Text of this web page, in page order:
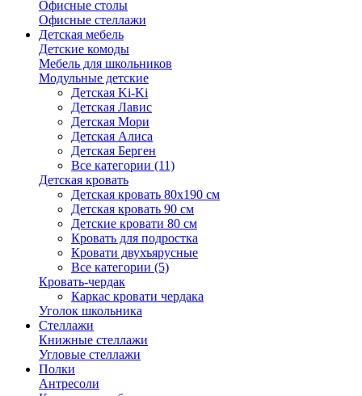
Офисные столы
Офисные стеллажи
Детская мебель
Детские комоды
Мебель для школьников
Модульные детские
Детская Ki-Ki
Детская Лавис
Детская Мори
Детская Алиса
Детская Берген
Все категории (11)
Детская кровать
Детская кровать 80х190 см
Детская кровать 90 см
Детские кровати 80 см
Кровать для подростка
Кровати двухъярусные
Все категории (5)
Кровать-чердак
Каркас кровати чердака
Уголок школьника
Стеллажи
Книжные стеллажи
Угловые стеллажи
Полки
Антресоли